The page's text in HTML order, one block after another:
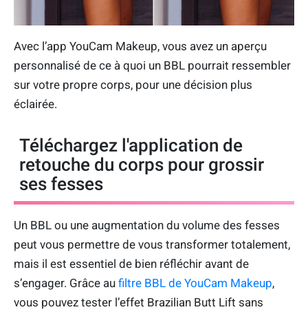
Avec l’app YouCam Makeup, vous avez un aperçu
personnalisé de ce à quoi un BBL pourrait ressembler
sur votre propre corps, pour une décision plus
éclairée.
Téléchargez l'application de
retouche du corps pour grossir
ses fesses
Un BBL ou une augmentation du volume des fesses
peut vous permettre de vous transformer totalement,
mais il est essentiel de bien réfléchir avant de
s’engager. Grâce au filtre BBL de YouCam Makeup,
vous pouvez tester l’effet Brazilian Butt Lift sans